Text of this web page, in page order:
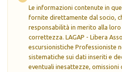
Le informazioni contenute in
fornite direttamente dal socio,
responsabilità in merito alla
correttezza. LAGAP - Libera
escursionistiche Professioniste
sistematiche sui dati inseriti e
eventuali inesattezze, omissioni